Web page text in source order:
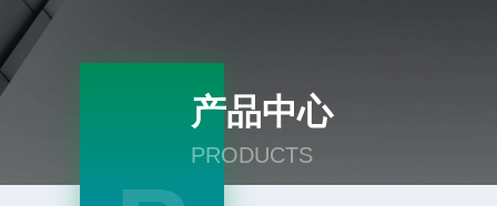
产品中心
PRODUCTS